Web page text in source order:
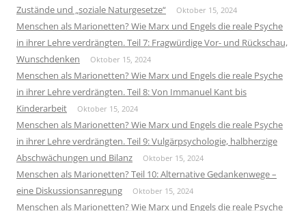
Zustände und „soziale Naturgesetze“
Oktober 15, 2024
Menschen als Marionetten? Wie Marx und Engels die reale Psyche
in ihrer Lehre verdrängten. Teil 7: Fragwürdige Vor- und Rückschau,
Wunschdenken
Oktober 15, 2024
Menschen als Marionetten? Wie Marx und Engels die reale Psyche
in ihrer Lehre verdrängten. Teil 8: Von Immanuel Kant bis
Kinderarbeit
Oktober 15, 2024
Menschen als Marionetten? Wie Marx und Engels die reale Psyche
in ihrer Lehre verdrängten. Teil 9: Vulgärpsychologie, halbherzige
Abschwächungen und Bilanz
Oktober 15, 2024
Menschen als Marionetten? Teil 10: Alternative Gedankenwege –
eine Diskussionsanregung
Oktober 15, 2024
Menschen als Marionetten? Wie Marx und Engels die reale Psyche